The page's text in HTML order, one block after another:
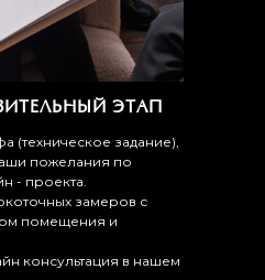
ЭТАП
(техническое задание),
пожелания по
- проекта.
замеров с
помещения и
консультация в нашем